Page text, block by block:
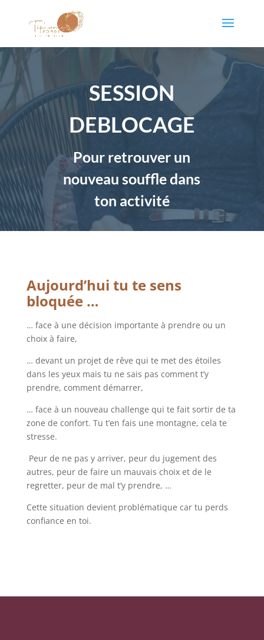
SESSION
DEBLOCAGE
Pour retrouver un
nouveau souffle dans
ton activité
Aujourd’hui tu te sens
bloquée …
… face à une décision importante à prendre ou un
choix à faire,
… devant un projet de rêve qui te met des étoiles
dans les yeux mais tu ne sais pas comment t’y
prendre, comment démarrer,
… face à un nouveau challenge qui te fait sortir de ta
zone de confort. Tu t’en fais une montagne, cela te
stresse.
Peur de ne pas y arriver, peur du jugement des
autres, peur de faire un mauvais choix et de le
regretter, peur de mal t’y prendre, …
Cette situation devient problématique car tu perds
confiance en toi.